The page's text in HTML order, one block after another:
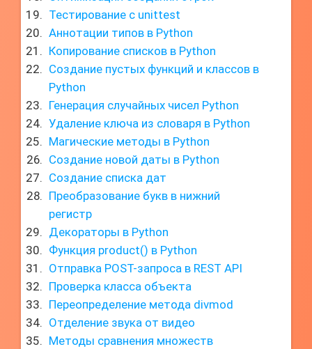
Тестирование с unittest
Аннотации типов в Python
Копирование списков в Python
Создание пустых функций и классов в
Python
Генерация случайных чисел Python
Удаление ключа из словаря в Python
Магические методы в Python
Создание новой даты в Python
Создание списка дат
Преобразование букв в нижний
регистр
Декораторы в Python
Функция product() в Python
Отправка POST-запроса в REST API
Проверка класса объекта
Переопределение метода divmod
Отделение звука от видео
Методы сравнения множеств